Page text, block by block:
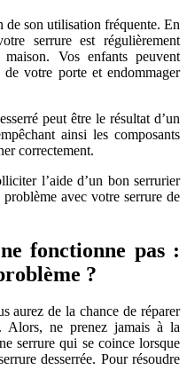
de son utilisation fréquente. En
serrure est régulièrement
Vos enfants peuvent
de votre porte et endommager
peut être le résultat d’un
ainsi les composants
correctement.
l’aide d’un bon serrurier
avec votre serrure de
fonctionne pas :
?
aurez de la chance de réparer
Alors, ne prenez jamais à la
serrure qui se coince lorsque
desserrée. Pour résoudre